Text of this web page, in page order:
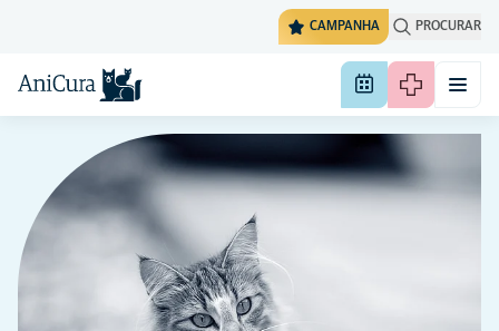
CAMPANHA PROCURAR